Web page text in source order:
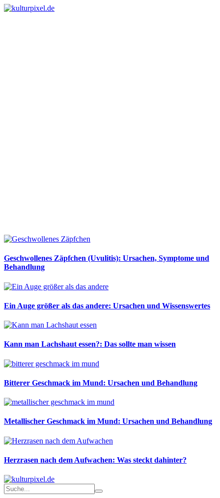
Geschwollenes Zäpfchen (Uvulitis): Ursachen, Symptome und
Behandlung
Ein Auge größer als das andere: Ursachen und Wissenswertes
Kann man Lachshaut essen?: Das sollte man wissen
Bitterer Geschmack im Mund: Ursachen und Behandlung
Metallischer Geschmack im Mund: Ursachen und Behandlung
Herzrasen nach dem Aufwachen: Was steckt dahinter?